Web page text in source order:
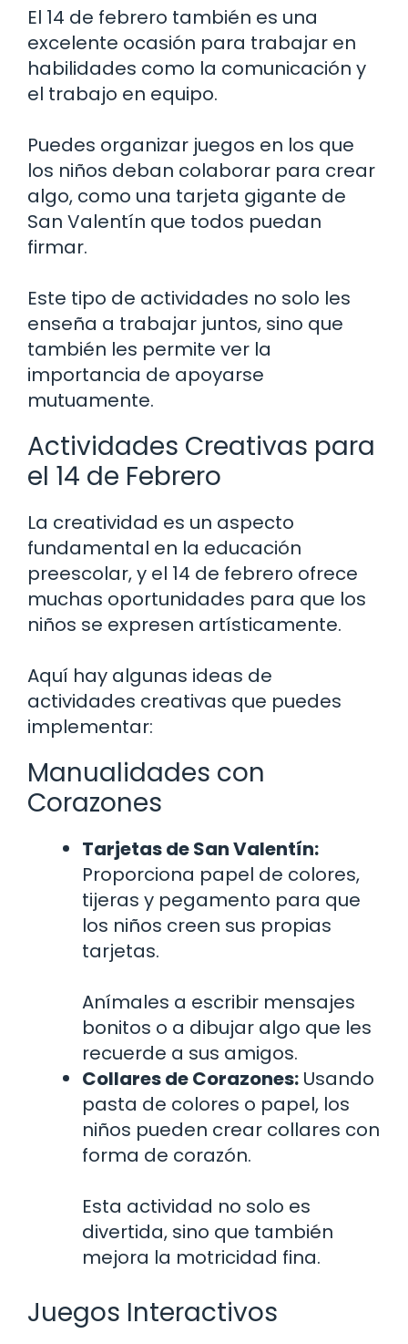
El 14 de febrero también es una
excelente ocasión para trabajar en
habilidades como la comunicación y
el trabajo en equipo.
Puedes organizar juegos en los que
los niños deban colaborar para crear
algo, como una tarjeta gigante de
San Valentín que todos puedan
firmar.
Este tipo de actividades no solo les
enseña a trabajar juntos, sino que
también les permite ver la
importancia de apoyarse
mutuamente.
Actividades Creativas para
el 14 de Febrero
La creatividad es un aspecto
fundamental en la educación
preescolar, y el 14 de febrero ofrece
muchas oportunidades para que los
niños se expresen artísticamente.
Aquí hay algunas ideas de
actividades creativas que puedes
implementar:
Manualidades con
Corazones
Tarjetas de San Valentín:
Proporciona papel de colores,
tijeras y pegamento para que
los niños creen sus propias
tarjetas.
Anímales a escribir mensajes
bonitos o a dibujar algo que les
recuerde a sus amigos.
Collares de Corazones: Usando
pasta de colores o papel, los
niños pueden crear collares con
forma de corazón.
Esta actividad no solo es
divertida, sino que también
mejora la motricidad fina.
Juegos Interactivos